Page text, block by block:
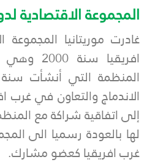
المجموعة الاقتصادية
غادرت موريتانيا
الاندماج والتعاون في غرب
لها بالعودة رسميا الى
غرب افريقيا كعضو مشارك.